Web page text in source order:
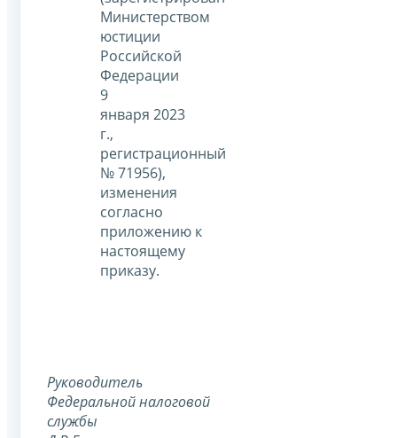
Министерством
юстиции
Российской
Федерации
9
января 2023
г.,
регистрационный
№ 71956),
изменения
согласно
приложению к
настоящему
приказу.
Руководитель
Федеральнойналоговой
службы